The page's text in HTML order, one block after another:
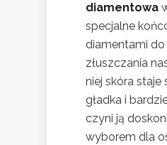
diamentowa
specjalne
diamentami
złuszczania
niej skóra staje
gładka i
czyni ją
wyborem dla